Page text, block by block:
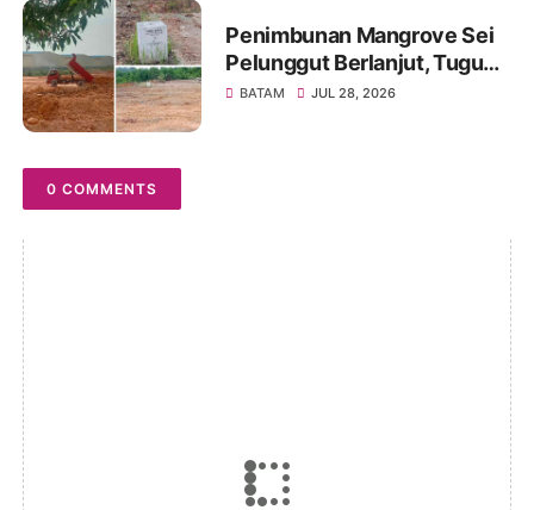
Penimbunan Mangrove Sei
Pelunggut Berlanjut, Tugu
“Dilarang Mengganggu Milik
BATAM JUL 28, 2026
0 COMMENTS